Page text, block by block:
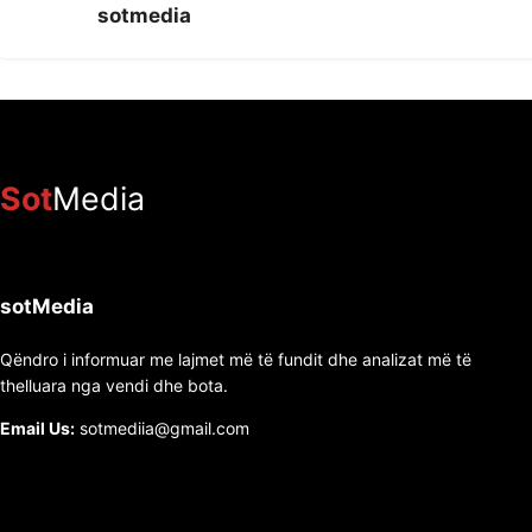
sotmedia
SotMedia
sotMedia
Qëndro i informuar me lajmet më të fundit dhe analizat më të
thelluara nga vendi dhe bota.
Email Us: sotmediia@gmail.com